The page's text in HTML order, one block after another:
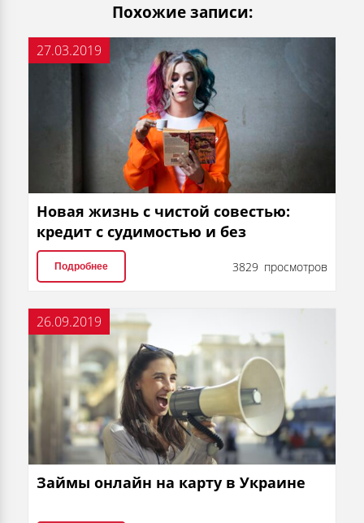
Похожие записи:
27.03.2019
Новая жизнь с чистой совестью:
кредит с судимостью и без
Подробнее 3829 просмотров
26.09.2019
Займы онлайн на карту в Украине